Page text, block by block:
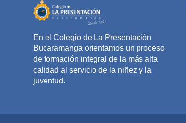
En el Colegio de La Presentación
Bucaramanga orientamos un proceso
de formación integral de la más alta
calidad al servicio de la niñez y la
juventud.